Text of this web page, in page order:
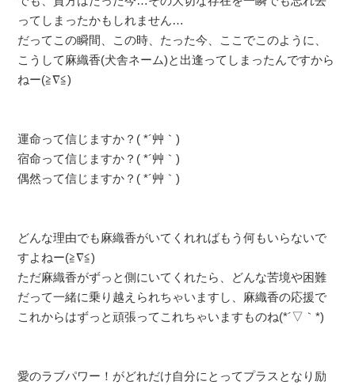
ってしまったかもしれません…
だってこの瞬間、この時、たった今、ここでこのように、
こうして麻織香(犬舎ネーム)と出逢ってしまったんですから
ねー(≧∇≦)
運命って信じますか？( *´艸｀)
宿命って信じますか？( *´艸｀)
偶然って信じますか？( *´艸｀)
どんな理由でも麻織香がいてくれればもう何もいらないで
すよねー(≧∇≦)
ただ麻織香がずっと側にいてくれたら、どんな苦境や困難
だって一緒に乗り越えられちゃいますし、麻織香の応援で
これからはずっと頑張ってこれちゃいますものね(*´▽｀*)
愛のラブパワー！がどれだけ自分にとってプラスとなり励